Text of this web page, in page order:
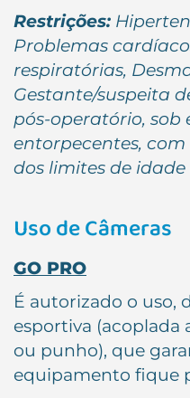
Restrições:
Problemas
respiratórias,
Gestante/suspeita
pós-operatório, sob
entorpecentes,
dos limites de idade
Uso de Câmeras
GO PRO
É autorizado o uso,
esportiva (acoplada
ou punho), que
equipamento fique